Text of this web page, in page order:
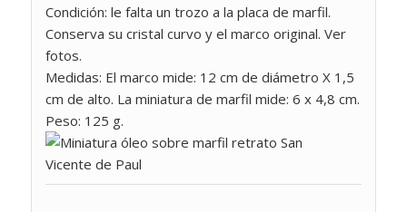
Condición: le falta un trozo a la placa de marfil.
Conserva su cristal curvo y el marco original. Ver
fotos.
Medidas: El marco mide: 12 cm de diámetro X 1,5
cm de alto. La miniatura de marfil mide: 6 x 4,8 cm.
Peso: 125 g.